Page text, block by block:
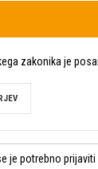
zakonika je